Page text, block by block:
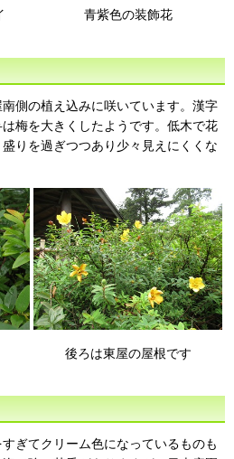
青紫色の装飾花
側の植え込みに咲いています。漢字
梅を大きくしたようです。低木で花
りを過ぎつつあり少々見えにくくな
後ろは東屋の屋根です
ぎてクリーム色になっているものも